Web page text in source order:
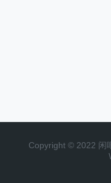
Copyright © 2022 闲